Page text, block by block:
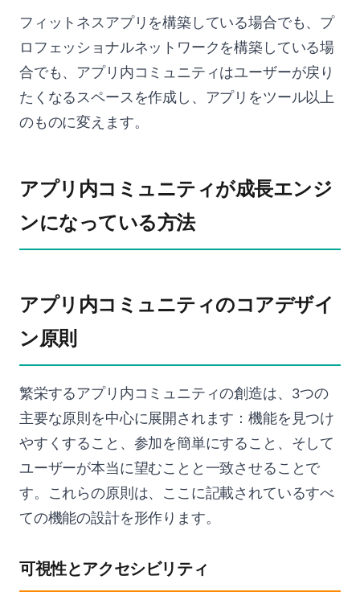
フィットネスアプリを構築している場合でも、プ
ロフェッショナルネットワークを構築している場
合でも、アプリ内コミュニティはユーザーが戻り
たくなるスペースを作成し、アプリをツール以上
のものに変えます。
アプリ内コミュニティが成長エンジ
ンになっている方法
アプリ内コミュニティのコアデザイ
ン原則
繁栄するアプリ内コミュニティの創造は、3つの
主要な原則を中心に展開されます：機能を見つけ
やすくすること、参加を簡単にすること、そして
ユーザーが本当に望むことと一致させることで
す。これらの原則は、ここに記載されているすべ
ての機能の設計を形作ります。
可視性とアクセシビリティ